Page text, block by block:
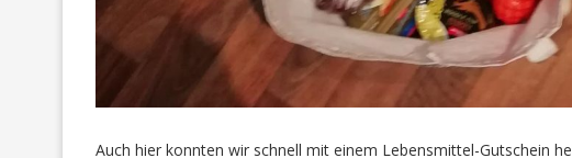
Auch hier konnten wir schnell mit einem Lebensmittel-Gutschein